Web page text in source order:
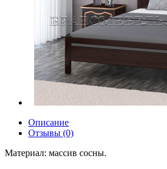
Описание
Отзывы (0)
Материал: массив сосны.